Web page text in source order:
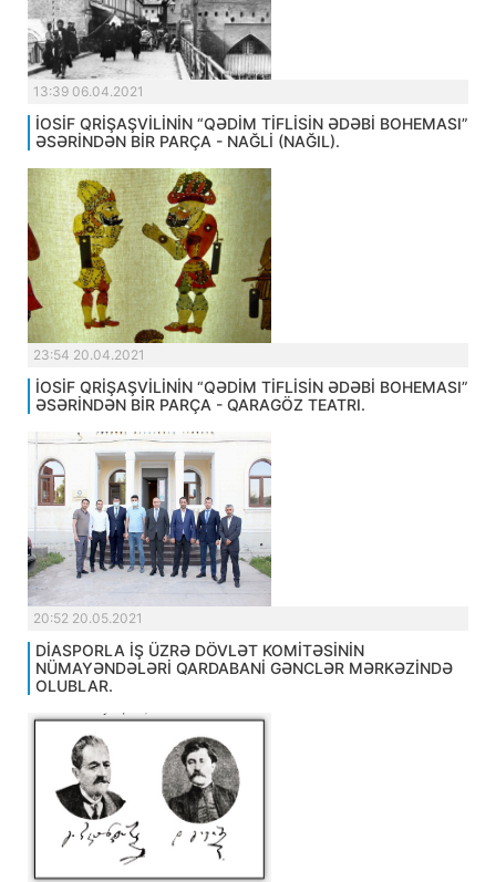
13:39 06.04.2021
İOSİF QRİŞAŞVİLİNİN “QƏDİM TİFLİSİN ƏDƏBİ BOHEMASI”
ƏSƏRİNDƏN BİR PARÇA - NAĞLİ (NAĞIL).
23:54 20.04.2021
İOSİF QRİŞAŞVİLİNİN “QƏDİM TİFLİSİN ƏDƏBİ BOHEMASI”
ƏSƏRİNDƏN BİR PARÇA - QARAGÖZ TEATRI.
20:52 20.05.2021
DİASPORLA İŞ ÜZRƏ DÖVLƏT KOMİTƏSİNİN
NÜMAYƏNDƏLƏRİ QARDABANİ GƏNCLƏR MƏRKƏZİNDƏ
OLUBLAR.